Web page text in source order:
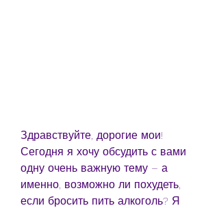
Здравствуйте, дорогие мои!
Сегодня я хочу обсудить с вами
одну очень важную тему – а
именно, возможно ли похудеть,
если бросить пить алкоголь? Я